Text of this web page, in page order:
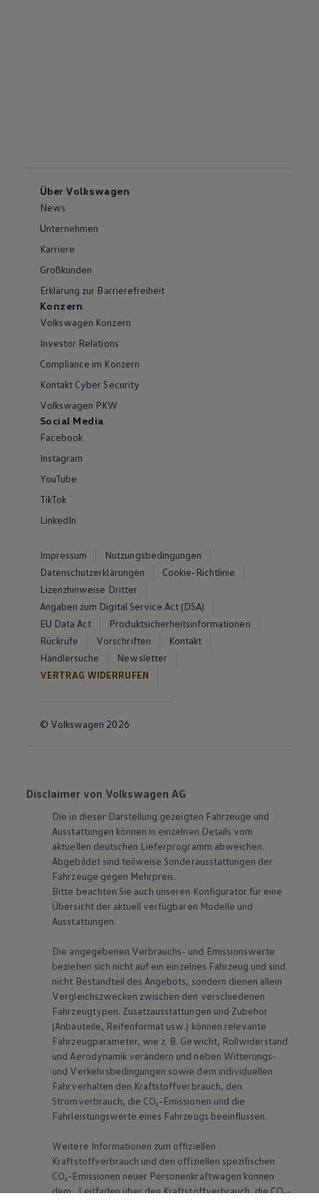
Über Volkswagen
News
Unternehmen
Karriere
Großkunden
Erklärung zur Barrierefreiheit
Konzern
Volkswagen Konzern
Investor Relations
Compliance im Konzern
Kontakt Cyber Security
Volkswagen PKW
Social Media
Facebook
Instagram
YouTube
TikTok
LinkedIn
Impressum
Nutzungsbedingungen
Datenschutzerklärungen
Cookie-Richtlinie
Lizenzhinweise Dritter
Angaben zum Digital Service Act (DSA)
EU Data Act
Produktsicherheitsinformationen
Rückrufe
Vorschriften
Kontakt
Händlersuche
Newsletter
VERTRAG WIDERRUFEN
© Volkswagen 2026
Disclaimer von Volkswagen AG
Die in dieser Darstellung gezeigten Fahrzeuge und
Ausstattungen können in einzelnen Details vom
aktuellen deutschen Lieferprogramm abweichen.
Abgebildet sind teilweise Sonderausstattungen der
Fahrzeuge gegen Mehrpreis.
Bitte beachten Sie auch unseren Konfigurator für eine
Übersicht der aktuell verfügbaren Modelle und
Ausstattungen.
Die angegebenen Verbrauchs- und Emissionswerte
beziehen sich nicht auf ein einzelnes Fahrzeug und sind
nicht Bestandteil des Angebots, sondern dienen allein
Vergleichszwecken zwischen den verschiedenen
Fahrzeugtypen. Zusatzausstattungen und Zubehör
(Anbauteile, Reifenformat usw.) können relevante
Fahrzeugparameter, wie z. B. Gewicht, Rollwiderstand
und Aerodynamik verändern und neben Witterungs-
und Verkehrsbedingungen sowie dem individuellen
Fahrverhalten den Kraftstoffverbrauch, den
Stromverbrauch, die CO₂-Emissionen und die
Fahrleistungswerte eines Fahrzeugs beeinflussen.
Weitere Informationen zum offiziellen
Kraftstoffverbrauch und den offiziellen spezifischen
CO₂-Emissionen neuer Personenkraftwagen können
dem „Leitfaden über den Kraftstoffverbrauch, die CO₂-